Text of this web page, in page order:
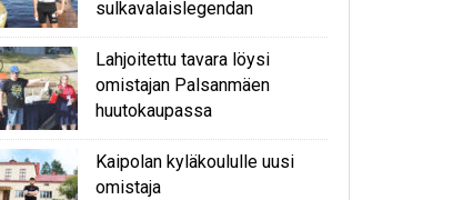
sulkavalaislegendan
Lahjoitettu tavara löysi
omistajan Palsanmäen
huutokaupassa
Kaipolan kyläkoululle uusi
omistaja